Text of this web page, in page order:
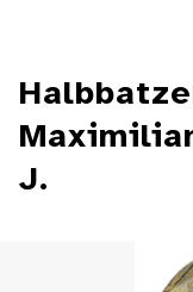
J.